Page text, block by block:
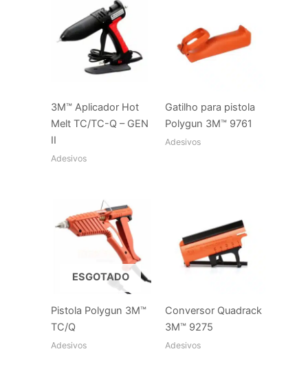
3M™ Aplicador Hot
Melt TC/TC-Q – GEN
II
Adesivos
Gatilho para pistola
Polygun 3M™ 9761
Adesivos
ESGOTADO
Pistola Polygun 3M™
TC/Q
Adesivos
Conversor Quadrack
3M™ 9275
Adesivos